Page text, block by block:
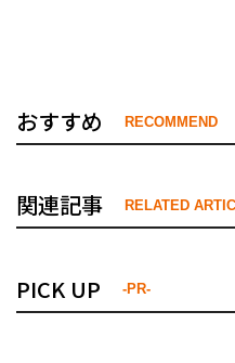
おすすめ RECOMMEND
関連記事 RELATED
PICK UP -PR-